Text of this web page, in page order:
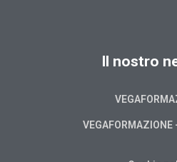
Il nostro
VEGAFORMAZIONE